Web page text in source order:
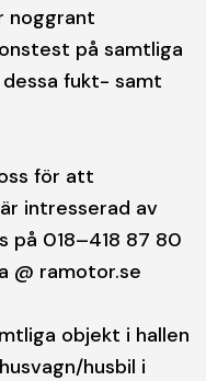
noggrant
på samtliga
fukt- samt
för att
intresserad av
på 018–418 87 80
@ ramotor.se
objekt i hallen
husbil i